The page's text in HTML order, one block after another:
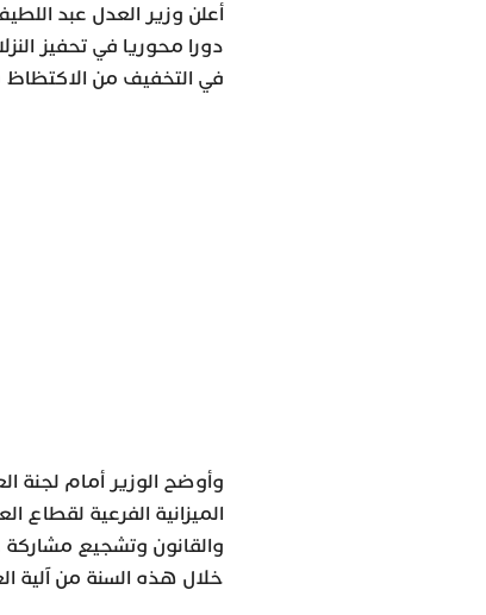
أعلن وزير العدل عبد
دورا محوريا في تحفيز
في التخفيف من الاكتظاظ
وأوضح الوزير أمام لجنة
الميزانية الفرعية لقطاع
خلال هذه السنة من آلية